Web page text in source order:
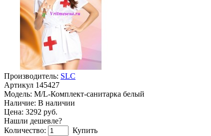
Производитель: SLC
Артикул 145427
Модель: M/L-Комплект-санитарка белый
Наличие: В наличии
Цена: 3292 руб.
Нашли дешевле?
Количество:
Купить